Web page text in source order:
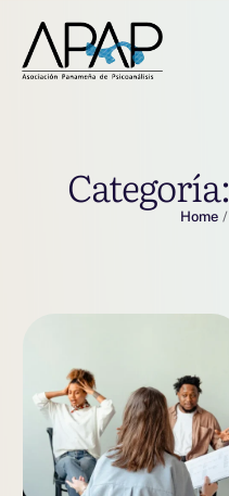
Categoría:
Home /